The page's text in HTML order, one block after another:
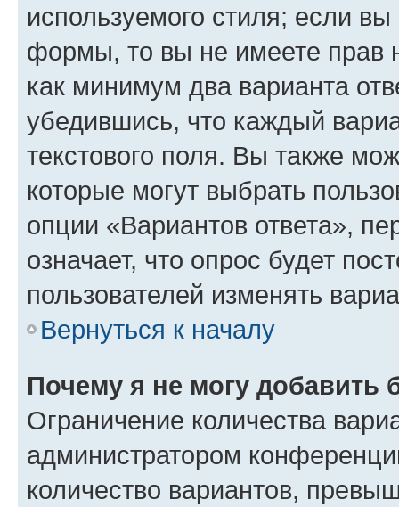
используемого стиля; если
формы, то вы не имеете прав
как минимум два варианта
убедившись, что каждый
текстового поля. Вы также
которые могут выбрать
опции «Вариантов ответа»,
означает, что опрос будет
пользователей изменять
Вернуться к началу
Почему я не могу добавить
Ограничение количества
администратором
количество вариантов,